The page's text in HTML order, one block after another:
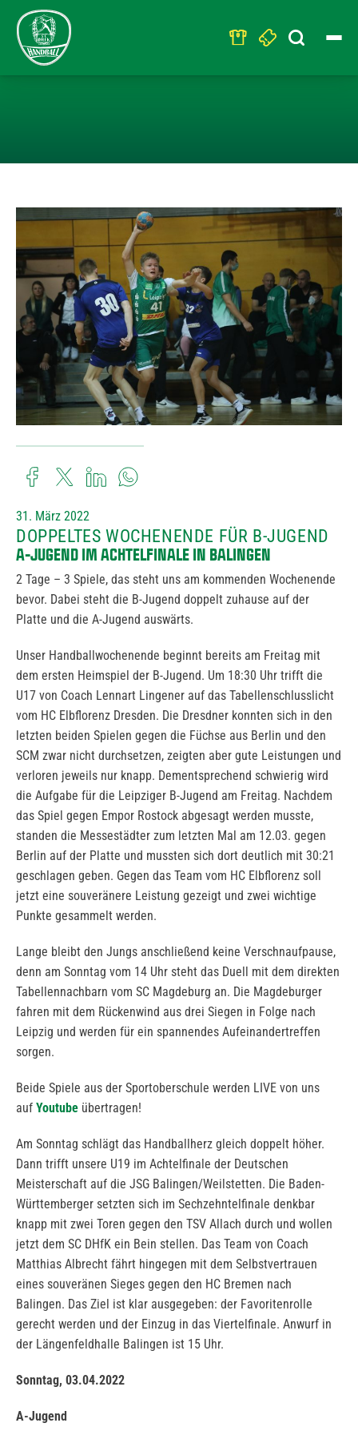
Search
for:
31. März 2022
DOPPELTES WOCHENENDE FÜR B-JUGEND
A-JUGEND IM ACHTELFINALE IN BALINGEN
2 Tage – 3 Spiele, das steht uns am kommenden Wochenende
bevor. Dabei steht die B-Jugend doppelt zuhause auf der
Platte und die A-Jugend auswärts.
Unser Handballwochenende beginnt bereits am Freitag mit
dem ersten Heimspiel der B-Jugend. Um 18:30 Uhr trifft die
U17 von Coach Lennart Lingener auf das Tabellenschlusslicht
vom HC Elbflorenz Dresden. Die Dresdner konnten sich in den
letzten beiden Spielen gegen die Füchse aus Berlin und den
SCM zwar nicht durchsetzen, zeigten aber gute Leistungen und
verloren jeweils nur knapp. Dementsprechend schwierig wird
die Aufgabe für die Leipziger B-Jugend am Freitag. Nachdem
das Spiel gegen Empor Rostock abgesagt werden musste,
standen die Messestädter zum letzten Mal am 12.03. gegen
Berlin auf der Platte und mussten sich dort deutlich mit 30:21
geschlagen geben. Gegen das Team vom HC Elbflorenz soll
jetzt eine souveränere Leistung gezeigt und zwei wichtige
Punkte gesammelt werden.
Lange bleibt den Jungs anschließend keine Verschnaufpause,
denn am Sonntag vom 14 Uhr steht das Duell mit dem direkten
Tabellennachbarn vom SC Magdeburg an. Die Magdeburger
fahren mit dem Rückenwind aus drei Siegen in Folge nach
Leipzig und werden für ein spannendes Aufeinandertreffen
sorgen.
Beide Spiele aus der Sportoberschule werden LIVE von uns
auf Youtube übertragen!
Am Sonntag schlägt das Handballherz gleich doppelt höher.
Dann trifft unsere U19 im Achtelfinale der Deutschen
Meisterschaft auf die JSG Balingen/Weilstetten. Die Baden-
Württemberger setzten sich im Sechzehntelfinale denkbar
knapp mit zwei Toren gegen den TSV Allach durch und wollen
jetzt dem SC DHfK ein Bein stellen. Das Team von Coach
Matthias Albrecht fährt hingegen mit dem Selbstvertrauen
eines souveränen Sieges gegen den HC Bremen nach
Balingen. Das Ziel ist klar ausgegeben: der Favoritenrolle
gerecht werden und der Einzug in das Viertelfinale. Anwurf in
der Längenfeldhalle Balingen ist 15 Uhr.
Sonntag, 03.04.2022
A-Jugend